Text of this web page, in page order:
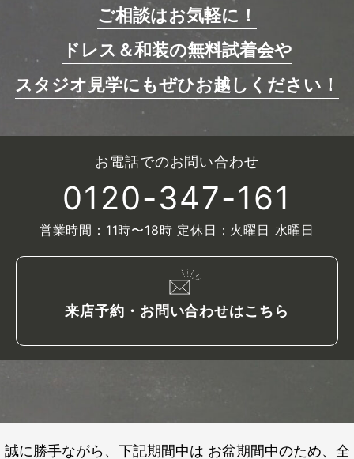
ご相談はお気軽に！
ドレス＆和装の無料試着会や
スタジオ見学にもぜひお越しください！
お電話でのお問い合わせ
0120-347-161
営業時間：11時〜18時 定休日：火曜日 水曜日
来店予約・お問い合わせはこちら
誠に勝手ながら、下記期間中は お盆期間中のため、全